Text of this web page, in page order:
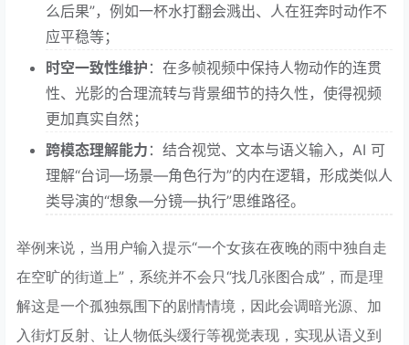
么后果”，例如一杯水打翻会溅出、人在狂奔时动作不
应平稳等；
时空一致性维护 ：在多帧视频中保持人物动作的连贯
性、光影的合理流转与背景细节的持久性，使得视频
更加真实自然；
跨模态理解能力 ：结合视觉、文本与语义输入，AI 可
理解“台词—场景—角色行为”的内在逻辑，形成类似人
类导演的“想象—分镜—执行”思维路径。
举例来说，当用户输入提示“一个女孩在夜晚的雨中独自走
在空旷的街道上”，系统并不会只“找几张图合成”，而是理
解这是一个孤独氛围下的剧情情境，因此会调暗光源、加
入街灯反射、让人物低头缓行等视觉表现，实现从语义到